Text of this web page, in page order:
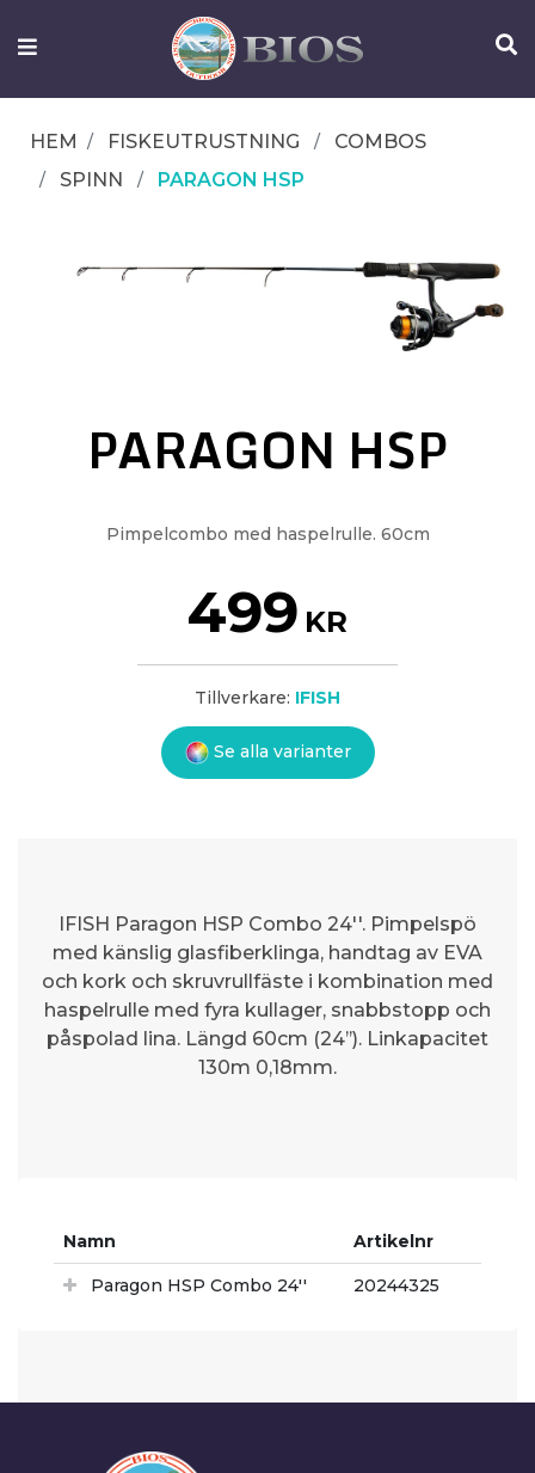
FISKEUTRUSTNING
OM
IFISH
HEM FISKEUTRUSTNING
COMBOS
SPINN
PARAGON HSP
PARAGON HSP
Pimpelcombo med haspelrulle. 60cm
499 KR
Tillverkare: IFISH
Se alla varianter
IFISH Paragon HSP Combo 24''. Pimpelspö
med känslig glasfiberklinga, handtag av EVA
och kork och skruvrullfäste i kombination med
haspelrulle med fyra kullager, snabbstopp och
påspolad lina. Längd 60cm (24’’). Linkapacitet
130m 0,18mm.
Namn Artikelnr
Paragon HSP Combo 24'' 20244325